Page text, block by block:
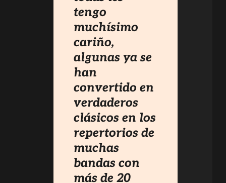
tengo
muchísimo
cariño,
algunas ya se
han
convertido en
verdaderos
clásicos en los
repertorios de
muchas
bandas con
más de 20